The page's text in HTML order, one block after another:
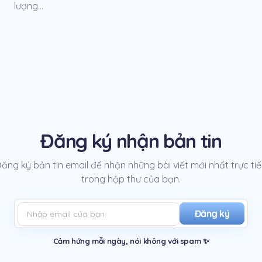
lượng...
Đăng ký nhận bản tin
ký bản tin email để nhận những bài viết mới nhất trực
trong hộp thư của bạn.
Đăng ký
Cảm hứng mỗi ngày, nói không với spam ✨